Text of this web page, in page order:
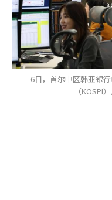
6日，首尔中区韩亚银
（KOSPI